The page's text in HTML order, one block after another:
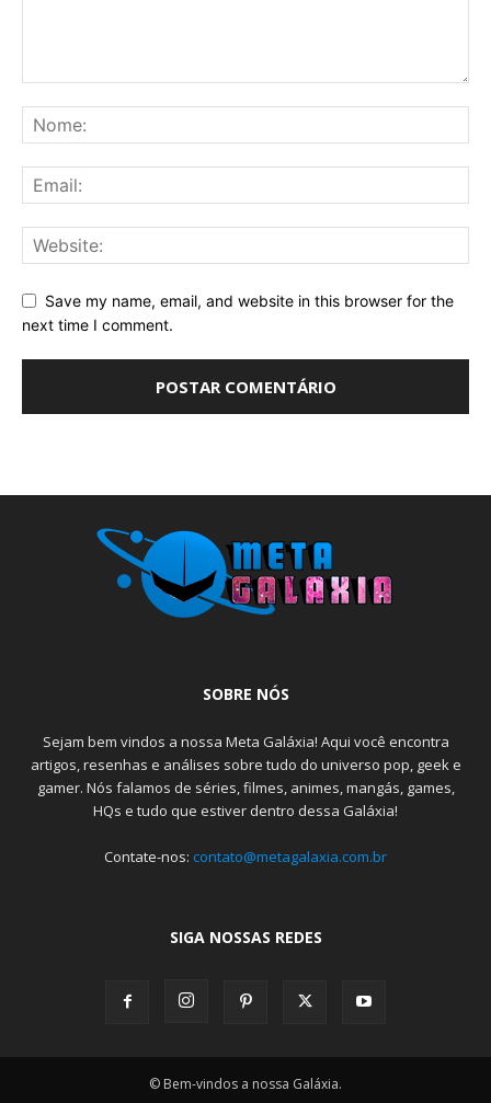
Save my name, email, and website in this browser for the
next time I comment.
SOBRE NÓS
Sejam bem vindos a nossa Meta Galáxia! Aqui você encontra
artigos, resenhas e análises sobre tudo do universo pop, geek e
gamer. Nós falamos de séries, filmes, animes, mangás, games,
HQs e tudo que estiver dentro dessa Galáxia!
Contate-nos: contato@metagalaxia.com.br
SIGA NOSSAS REDES
© Bem-vindos a nossa Galáxia.